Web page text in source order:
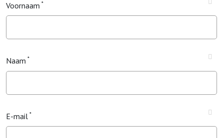
Voornaam
Naam
E-mail